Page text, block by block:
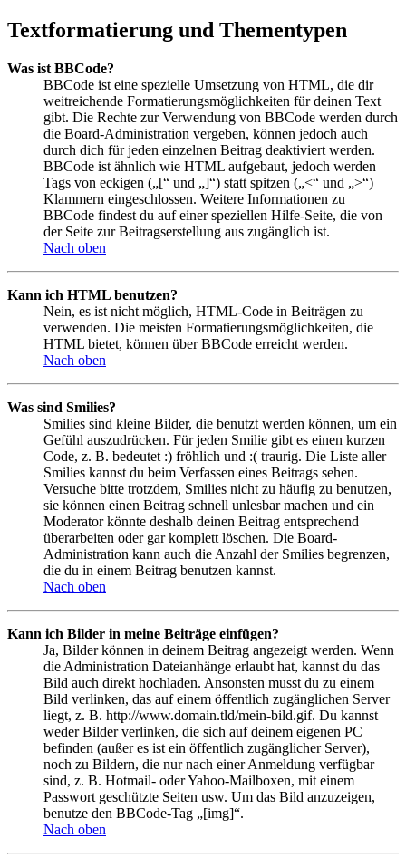
Textformatierung und Thementypen
Was ist BBCode?
BBCode ist eine spezielle Umsetzung von HTML, die dir
weitreichende Formatierungsmöglichkeiten für deinen Text
gibt. Die Rechte zur Verwendung von BBCode werden durch
die Board-Administration vergeben, können jedoch auch
durch dich für jeden einzelnen Beitrag deaktiviert werden.
BBCode ist ähnlich wie HTML aufgebaut, jedoch werden
Tags von eckigen („[“ und „]“) statt spitzen („<“ und „>“)
Klammern eingeschlossen. Weitere Informationen zu
BBCode findest du auf einer speziellen Hilfe-Seite, die von
der Seite zur Beitragserstellung aus zugänglich ist.
Nach oben
Kann ich HTML benutzen?
Nein, es ist nicht möglich, HTML-Code in Beiträgen zu
verwenden. Die meisten Formatierungsmöglichkeiten, die
HTML bietet, können über BBCode erreicht werden.
Nach oben
Was sind Smilies?
Smilies sind kleine Bilder, die benutzt werden können, um ein
Gefühl auszudrücken. Für jeden Smilie gibt es einen kurzen
Code, z. B. bedeutet :) fröhlich und :( traurig. Die Liste aller
Smilies kannst du beim Verfassen eines Beitrags sehen.
Versuche bitte trotzdem, Smilies nicht zu häufig zu benutzen,
sie können einen Beitrag schnell unlesbar machen und ein
Moderator könnte deshalb deinen Beitrag entsprechend
überarbeiten oder gar komplett löschen. Die Board-
Administration kann auch die Anzahl der Smilies begrenzen,
die du in einem Beitrag benutzen kannst.
Nach oben
Kann ich Bilder in meine Beiträge einfügen?
Ja, Bilder können in deinem Beitrag angezeigt werden. Wenn
die Administration Dateianhänge erlaubt hat, kannst du das
Bild auch direkt hochladen. Ansonsten musst du zu einem
Bild verlinken, das auf einem öffentlich zugänglichen Server
liegt, z. B. http://www.domain.tld/mein-bild.gif. Du kannst
weder Bilder verlinken, die sich auf deinem eigenen PC
befinden (außer es ist ein öffentlich zugänglicher Server),
noch zu Bildern, die nur nach einer Anmeldung verfügbar
sind, z. B. Hotmail- oder Yahoo-Mailboxen, mit einem
Passwort geschützte Seiten usw. Um das Bild anzuzeigen,
benutze den BBCode-Tag „[img]“.
Nach oben